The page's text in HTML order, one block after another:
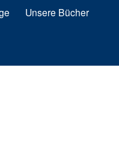
Unsere Bücher